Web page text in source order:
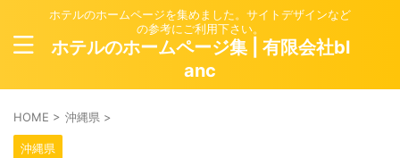
ホテルのホームページを集めました。サイトデザインなど
の参考にご利用下さい。
ホテルのホームページ集 | 有限会社bl
anc
HOME > 沖縄県 >
沖縄県